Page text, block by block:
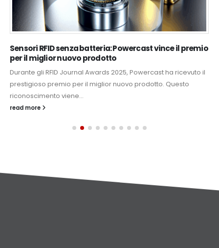
Sensori RFID senza batteria: Powercast vince il premio
per il miglior nuovo prodotto
Durante gli RFID Journal Awards 2025, Powercast ha ricevuto il
prestigioso premio per il miglior nuovo prodotto. Questo
riconoscimento viene...
read more